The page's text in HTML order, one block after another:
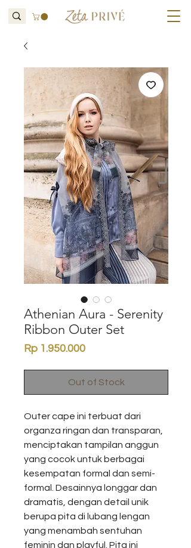
Athenian Aura - Serenity
Ribbon Outer Set
Rp 1.950.000Price
Out of Stock
Outer cape ini terbuat dari
organza ringan dan transparan,
menciptakan tampilan anggun
yang cocok untuk berbagai
kesempatan formal dan semi-
formal. Desainnya longgar dan
dramatis, dengan detail unik
berupa pita di lubang lengan
yang menambah sentuhan
feminin dan playful. Pita ini